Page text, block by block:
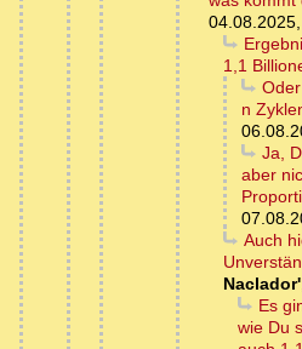
1,1
n
Ja,
aber
Auch
Naclador'
Es
wie Du